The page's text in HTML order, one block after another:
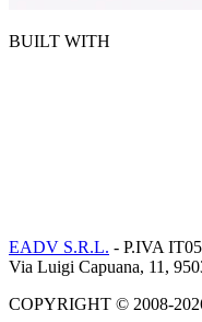
BUILT WITH
EADV S.R.L. - P.IVA
Via Luigi Capuana, 11,
COPYRIGHT © 2008-